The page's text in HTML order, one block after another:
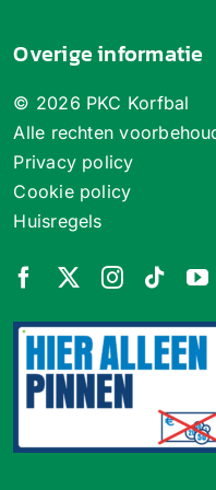
Overige informatie
© 2026 PKC Korfbal
Alle rechten
Privacy policy
Cookie policy
Huisregels